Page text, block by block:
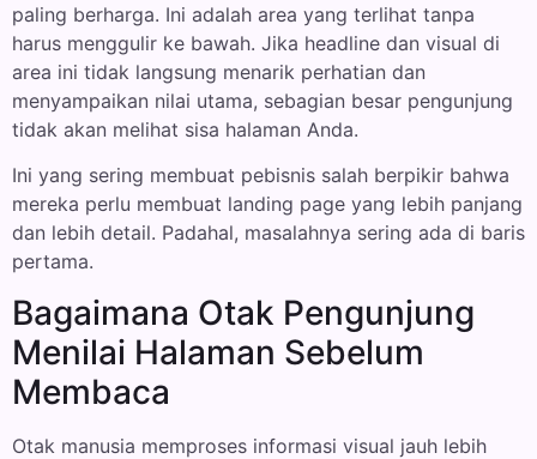
paling berharga. Ini adalah area yang terlihat tanpa
harus menggulir ke bawah. Jika headline dan visual di
area ini tidak langsung menarik perhatian dan
menyampaikan nilai utama, sebagian besar pengunjung
tidak akan melihat sisa halaman Anda.
Ini yang sering membuat pebisnis salah berpikir bahwa
mereka perlu membuat landing page yang lebih panjang
dan lebih detail. Padahal, masalahnya sering ada di baris
pertama.
Bagaimana Otak Pengunjung
Menilai Halaman Sebelum
Membaca
Otak manusia memproses informasi visual jauh lebih